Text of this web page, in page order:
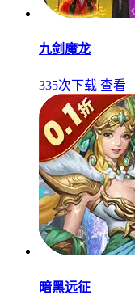
九剑魔龙
335次下载 查看
暗黑远征